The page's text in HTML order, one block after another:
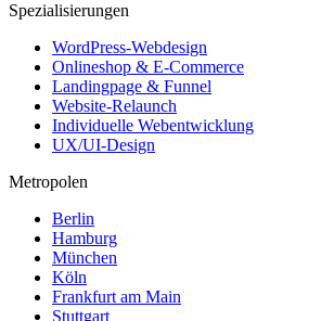
Spezialisierungen
WordPress-Webdesign
Onlineshop & E-Commerce
Landingpage & Funnel
Website-Relaunch
Individuelle Webentwicklung
UX/UI-Design
Metropolen
Berlin
Hamburg
München
Köln
Frankfurt am Main
Stuttgart